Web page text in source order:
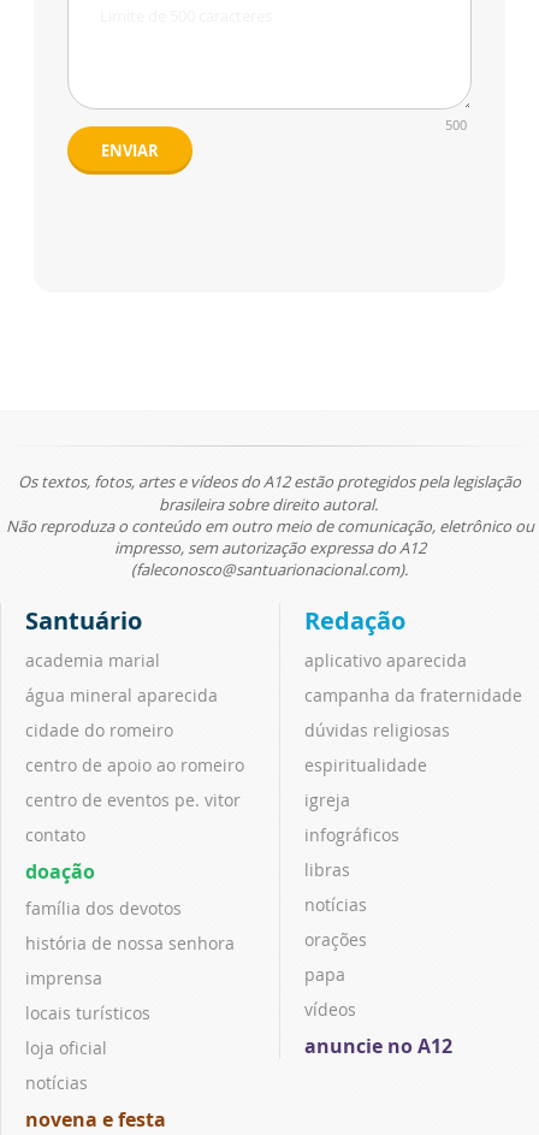
500
ENVIAR
Os textos, fotos, artes e vídeos do A12 estão protegidos pela legislação
brasileira sobre direito autoral.
Não reproduza o conteúdo em outro meio de comunicação, eletrônico ou
impresso, sem autorização expressa do A12
(faleconosco@santuarionacional.com).
Santuário
academia marial
água mineral aparecida
cidade do romeiro
centro de apoio ao romeiro
centro de eventos pe. vitor
contato
doação
família dos devotos
história de nossa senhora
imprensa
locais turísticos
loja oficial
notícias
novena e festa
Redação
aplicativo aparecida
campanha da fraternidade
dúvidas religiosas
espiritualidade
igreja
infográficos
libras
notícias
orações
papa
vídeos
anuncie no A12